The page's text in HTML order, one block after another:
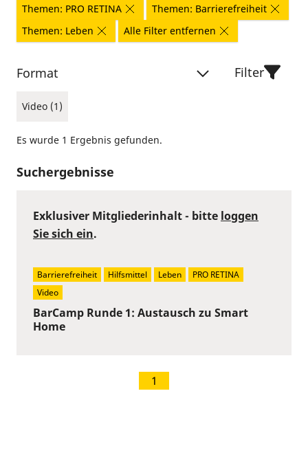
Themen: PRO RETINA
Themen: Barrierefreiheit
Themen: Leben
Alle Filter entfernen
Format
Video (1)
Filter
Es wurde 1 Ergebnis gefunden.
Suchergebnisse
BarCamp Runde 1: Austausch zu Smart
Home
Exklusiver Mitgliederinhalt - bitte loggen
Sie sich ein.
Barrierefreiheit Hilfsmittel Leben
PRO RETINA
Video
1